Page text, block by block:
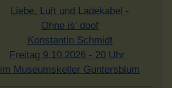
Liebe, Luft und Ladekabel -
Ohne is' doof
Konstantin Schmidt
Freitag 9.10.2026 - 20 Uhr
im Museumskeller Guntersblum